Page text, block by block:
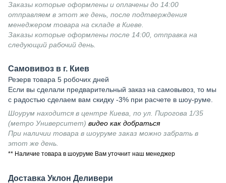
Заказы которые оформлены и оплачены до 14:00
отправляем в этот же день, после подтверждения
менеджером товара на складе в Киеве.
Заказы которые оформлены после 14:00, отправка на
следующий рабочий день.
Самовивоз в г. Киев
Резерв товара 5 робочих дней
Если вы сделали предварительный заказ на самовывоз, то мы
с радостью сделаем вам скидку -3% при расчете в шоу-руме.
Шоурум находится в центре Киева, по ул. Пирогова 1/35
(метро Университет) видео как добраться
При наличии товара в шоуруме заказ можно забрать в
этот же день.
** Наличие товара в шоуруме Вам уточнит наш менеджер
Доставка Уклон Деливери